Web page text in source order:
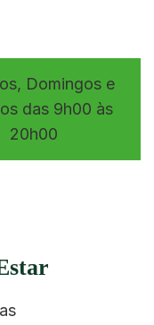
Domingos e
das 9h00 às
20h00